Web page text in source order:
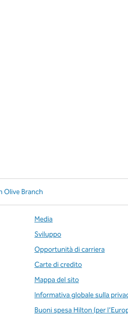
Olive Branch
Media
Sviluppo
Opportunità di carriera
Carte di credito
Mappa del sito
Informativa globale sulla
Buoni spesa Hilton (per